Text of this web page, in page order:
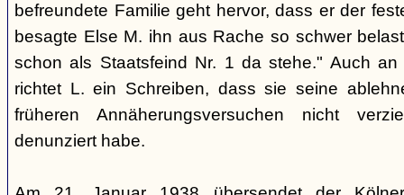
befreundete Familie geht hervor, dass er der
besagte Else M. ihn aus Rache so schwer
schon als Staatsfeind Nr. 1 da stehe." Auch an
richtet L. ein Schreiben, dass sie seine
früheren Annäherungsversuchen nicht
denunziert habe.